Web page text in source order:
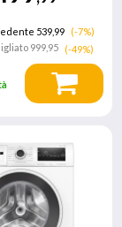
539,99
(-7%)
999,95 (-49%)